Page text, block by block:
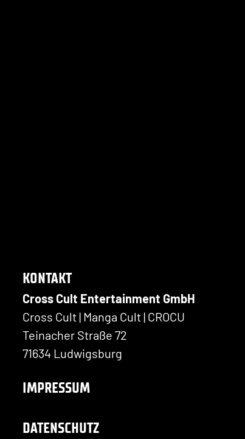
KONTAKT
Cross Cult Entertainment GmbH
Cross Cult | Manga Cult | CROCU
Teinacher Straße 72
71634 Ludwigsburg
IMPRESSUM
DATENSCHUTZ